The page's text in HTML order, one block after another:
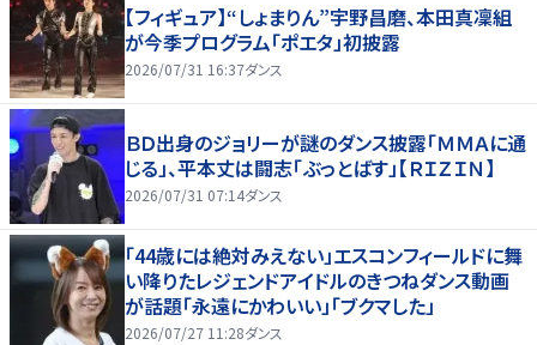
【フィギュア】“しょまりん”宇野昌磨、本田真凜組
が今季プログラム「ポエタ」初披露
2026/07/31 16:37ダンス
ＢＤ出身のジョリーが謎のダンス披露「ＭＭＡに通
じる」、平本丈は闘志「ぶっとばす」【ＲＩＺＩＮ】
2026/07/31 07:14ダンス
「44歳には絶対みえない」エスコンフィールドに舞
い降りたレジェンドアイドルのきつねダンス動画
が話題「永遠にかわいい」「ブクマした」
2026/07/27 11:28ダンス